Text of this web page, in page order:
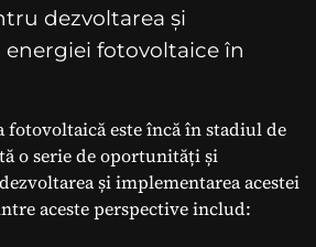
dezvoltarea și
fotovoltaice în
fotovoltaică este încă în stadiul de
o serie de oportunități și
și implementarea acestei
aceste perspective includ: